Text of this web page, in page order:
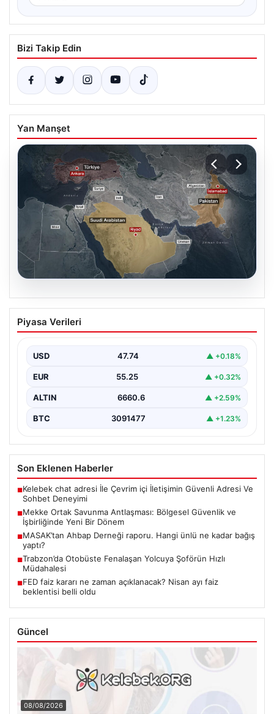
Bizi Takip Edin
Yan Manşet
07.08.2026
Mekke Ortak Savunma Antlaşması:
Bölgesel Güvenlik ve İşbirliğinde Yeni
Türkiye, Suudi Arabistan ve Pakistan arasında
ve küresel…
Piyasa Verileri
USD 47.74 ▲ +0.18%
EUR 55.25 ▲ +0.32%
ALTIN 6660.6 ▲ +2.59%
BTC 3091477 ▲ +1.23%
Son Eklenen Haberler
■Kelebek chat adresi İle Çevrim içi İletişimin Güvenli Adresi Ve
Sohbet Deneyimi
■Mekke Ortak Savunma Antlaşması: Bölgesel Güvenlik ve
İşbirliğinde Yeni Bir Dönem
■MASAK’tan Ahbap Derneği raporu. Hangi ünlü ne kadar bağış
yaptı?
■Trabzon’da Otobüste Fenalaşan Yolcuya Şoförün Hızlı
Müdahalesi
■FED faiz kararı ne zaman açıklanacak? Nisan ayı faiz
beklentisi belli oldu
Güncel
08/08/2026